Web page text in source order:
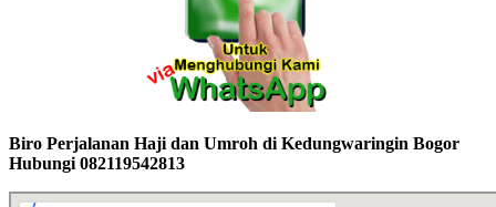
Biro Perjalanan Haji dan Umroh di Kedungwaringin Bogor
Hubungi 082119542813